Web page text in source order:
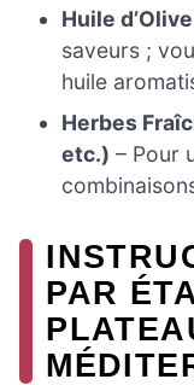
Huile
saveurs ;
huile
Herbes
etc.) – Pour
PAR